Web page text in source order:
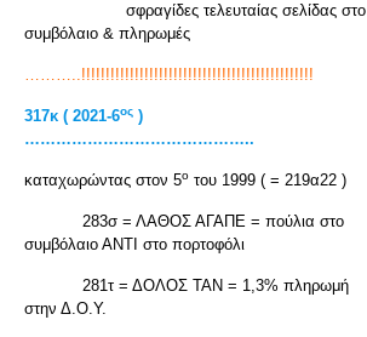
σφραγίδες τελευταίας σελίδας στο
συμβόλαιο & πληρωμές
………..!!!!!!!!!!!!!!!!!!!!!!!!!!!!!!!!!!!!!!!!!!!!!!!!
317κ ( 2021-6ος )
……………………………………..
καταχωρώντας στον 5ο του 1999 ( = 219α22 )
283σ = ΛΑΘΟΣ ΑΓΑΠΕ = πούλια στο
συμβόλαιο ΑΝΤΙ στο πορτοφόλι
281τ = ΔΟΛΟΣ ΤΑΝ = 1,3% πληρωμή
στην Δ.Ο.Υ.